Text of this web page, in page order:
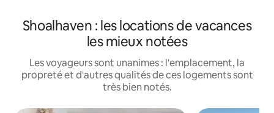
Shoalhaven : les locations de vacances
les mieux notées
Les voyageurs sont unanimes : l'emplacement, la
propreté et d'autres qualités de ces logements sont
très bien notés.